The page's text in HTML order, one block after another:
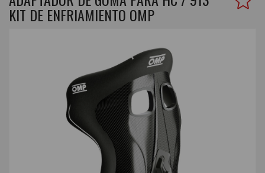
KIT DE ENFRIAMIENTO OMP